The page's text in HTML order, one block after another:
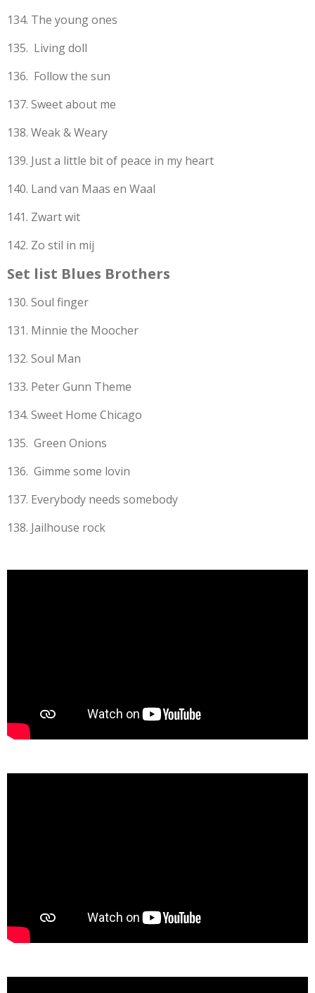
134. The young ones
135. Living doll
136. Follow the sun
137. Sweet about me
138. Weak & Weary
139. Just a little bit of peace in my heart
140. Land van Maas en Waal
141. Zwart wit
142. Zo stil in mij
Set list Blues Brothers
130. Soul finger
131. Minnie the Moocher
132. Soul Man
133. Peter Gunn Theme
134. Sweet Home Chicago
135. Green Onions
136. Gimme some lovin
137. Everybody needs somebody
138. Jailhouse rock